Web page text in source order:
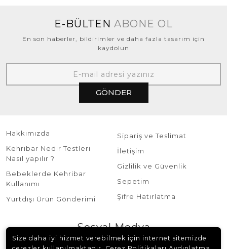
E-BÜLTEN ABONE OL
En son haberler, bildirimler ve daha fazla tasarım için
kaydolun
GÖNDER
Hakkımızda
Kehribar Nedir Testleri
Nasıl yapılır ?
Bebeklerde Kehribar
Kullanımı
Yurtdışı Ürün Gönderimi
Sipariş ve Teslimat
İletişim
Gizlilik ve Güvenlik
Sepetim
Şifre Hatırlatma
Sosyal Medya
Size daha iyi hizmet verebilmek için internet sitemizde